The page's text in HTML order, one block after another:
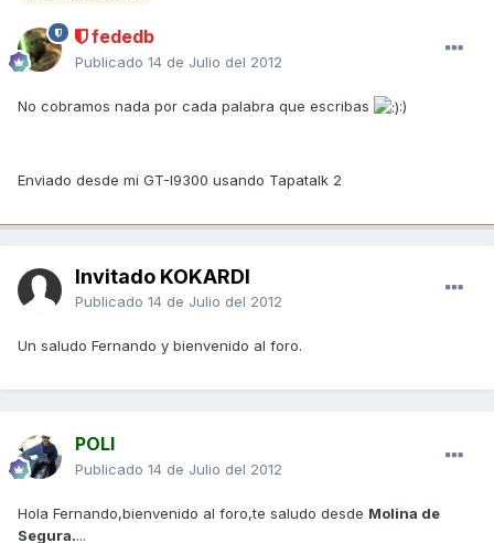
fededb
Publicado 14 de Julio del 2012
No cobramos nada por cada palabra que escribas :)
Enviado desde mi GT-I9300 usando Tapatalk 2
Invitado KOKARDI
Publicado 14 de Julio del 2012
Un saludo Fernando y bienvenido al foro.
POLI
Publicado 14 de Julio del 2012
Hola Fernando,bienvenido al foro,te saludo desde Molina de
Segura....